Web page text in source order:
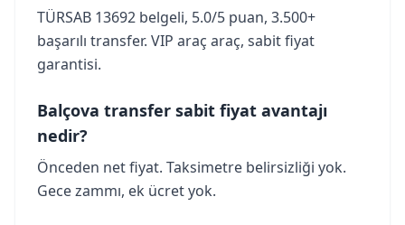
TÜRSAB 13692 belgeli, 5.0/5 puan, 3.500+
başarılı transfer. VIP araç araç, sabit fiyat
garantisi.
Balçova transfer sabit fiyat avantajı
nedir?
Önceden net fiyat. Taksimetre belirsizliği yok.
Gece zammı, ek ücret yok.